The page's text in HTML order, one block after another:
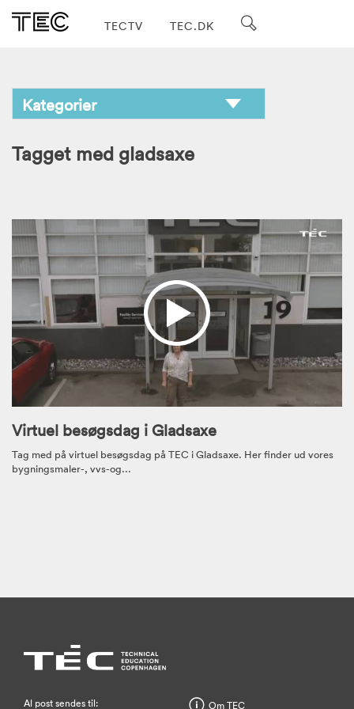
TECTV TEC.DK
Tagget med gladsaxe
Virtuel besøgsdag i Gladsaxe
Tag med på virtuel besøgsdag på TEC i Gladsaxe. Her finder ud vores
bygningsmaler-, vvs-og...
Al post sendes til: Om TEC